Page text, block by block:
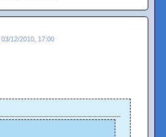
03/12/2010, 17:00